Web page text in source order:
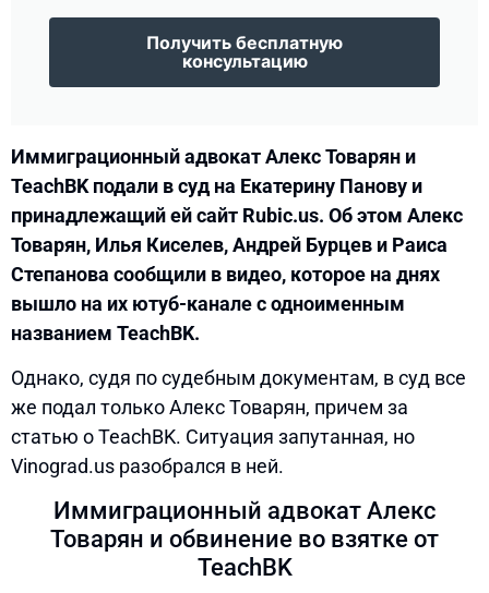
Получить бесплатную
консультацию
Иммиграционный адвокат Алекс Товарян и
TeachBK подали в суд на Екатерину Панову и
принадлежащий ей сайт Rubic.us. Об этом Алекс
Товарян, Илья Киселев, Андрей Бурцев и Раиса
Степанова сообщили в видео, которое на днях
вышло на их ютуб-канале с одноименным
названием TeachBK.
Однако, судя по судебным документам, в суд все
же подал только Алекс Товарян, причем за
статью о TeachBK. Ситуация запутанная, но
Vinograd.us разобрался в ней.
Иммиграционный адвокат Алекс
Товарян и обвинение во взятке от
TeachBK